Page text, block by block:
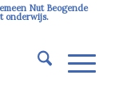
Nut Beogende
onderwijs.